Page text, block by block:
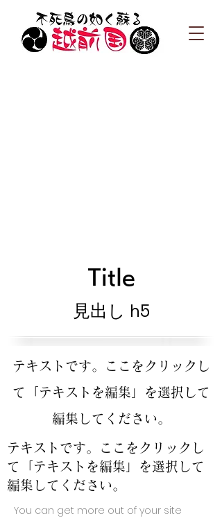
Title
見出し h5
テキストです。ここをクリックし
て「テキストを編集」を選択して
編集してください。
テキストです。ここをクリックし
て「テキストを編集」を選択して
編集してください。
You can get more out of your site